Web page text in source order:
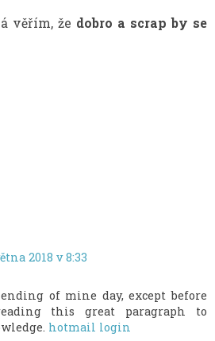
věřím, že dobro a scrap by se
2018 v 8:33
of mine day, except before
this great paragraph to
hotmail login